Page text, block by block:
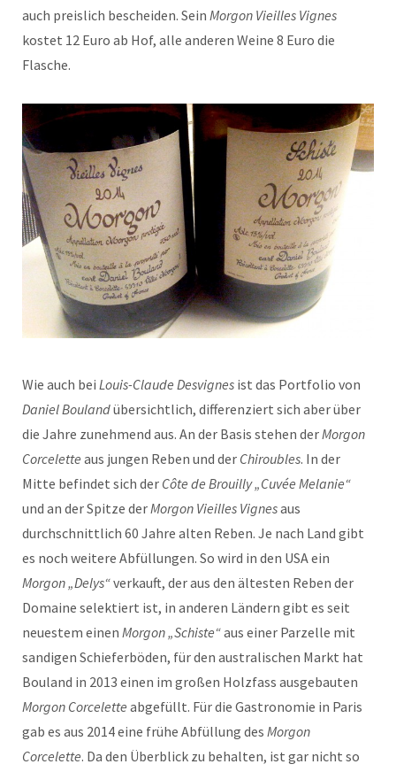
auch preislich bescheiden. Sein Morgon Vieilles Vignes
kostet 12 Euro ab Hof, alle anderen Weine 8 Euro die
Flasche.
Wie auch bei Louis-Claude Desvignes ist das Portfolio von
Daniel Boulandübersichtlich, differenziert sich aber über
die Jahre zunehmend aus. An der Basis stehen derMorgon
Corcelette aus jungen Reben und der Chiroubles. In der
Mitte befindet sich der Côte de Brouilly „Cuvée Melanie“
und an der Spitze derMorgon Vieilles Vignesaus
durchschnittlich 60 Jahre alten Reben. Je nach Land gibt
es noch weitere Abfüllungen. So wird in den USA ein
Morgon „Delys“verkauft, der aus den ältesten Reben der
Domaine selektiert ist, in anderen Ländern gibt es seit
neuestem einen Morgon „Schiste“aus einer Parzelle mit
sandigen Schieferböden, für den australischen Markt hat
Bouland in 2013 einen im großen Holzfass ausgebauten
Morgon Corcelette abgefüllt. Für die Gastronomie in Paris
gab es aus 2014 eine frühe Abfüllung des Morgon
Corcelette. Da den Überblick zu behalten, ist gar nicht so